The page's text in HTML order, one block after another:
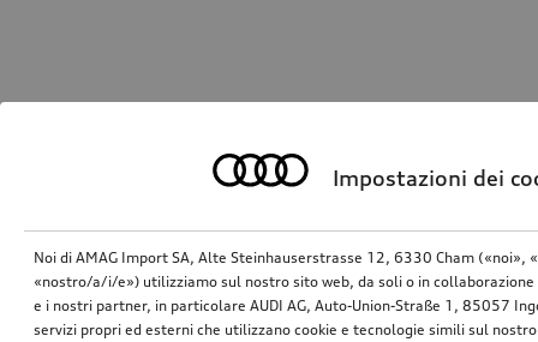
Impostazioni dei
Noi di AMAG Import SA, Alte Steinhauserstrasse 12, 6330 Cham («noi»,
«nostro/a/i/e») utilizziamo sul nostro sito web, da soli o in
e i nostri partner, in particolare AUDI AG, Auto-Union-Straße 1, 85057
servizi propri ed esterni che utilizzano cookie e tecnologie simili sul